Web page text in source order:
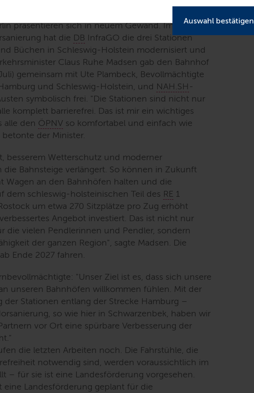
Auswahl bestätigen
präsentieren sich in neuem Gewand. Im Rahmen
hat die DB InfraGO die drei Stationen
Büchen in Schleswig-Holstein modernisiert und
Claus Ruhe Madsen gab den Bahnhof
gemeinsam mit Ute Plambeck, Bevollmächtigte
und Schleswig-Holstein, und NAH.SH-
symbolisch frei. " Die Stationen sind nicht nur
komplett barrierefrei. Das ist mir ein wichtiges
alle den ÖPNV so komfortabel und einfach wie
betonte der Minister.
besserem Wetterschutz und moderner
Bahnsteige verlängert. So können in Zukunft
Wagen an den Bahnhöfen halten und die
dem schleswig-holsteinischen Teil des RE 1
um etwa 270 Sitzplätze pro Zug erhöht
Angebot investiert. Das ist nicht nur
die vielen Pendlerinnen und Pendler, sondern
der ganzen Region", sagte Madsen. Die
Ende 2027 fahren.
" Unser Ziel ist es, dass sich unsere
unseren Bahnhöfen willkommen fühlen. Mit der
der Stationen entlang der Strecke Hamburg –
so wie hier in Schwarzenbek, haben wir
vor Ort eine spürbare Verbesserung der
"
die letzten Arbeiten noch. Die Fahrstühle, die
notwendig sind, werden voraussichtlich im
– für sie ist eine Landesförderung vorgesehen.
eine Landesförderung geplant für die